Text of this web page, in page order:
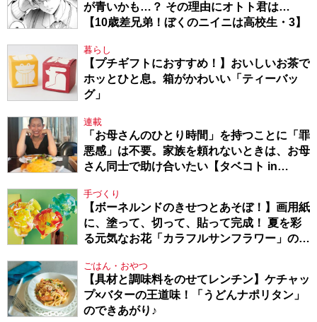
が青いかも…？ その理由にオトト君は…
【10歳差兄弟！ぼくのニイニは高校生・3】
暮らし
【プチギフトにおすすめ！】おいしいお茶で
ホッとひと息。箱がかわいい「ティーバッ
グ」
連載
「お母さんのひとり時間」を持つことに「罪
悪感」は不要。家族を頼れないときは、お母
さん同士で助け合いたい【タベコト in
手づくり
【ボーネルンドのきせつとあそぼ！】画用紙
に、塗って、切って、貼って完成！ 夏を彩
る元気なお花「カラフルサンフラワー」の作
ごはん・おやつ
【具材と調味料をのせてレンチン】ケチャッ
プ×バターの王道味！「うどんナポリタン」
のできあがり♪